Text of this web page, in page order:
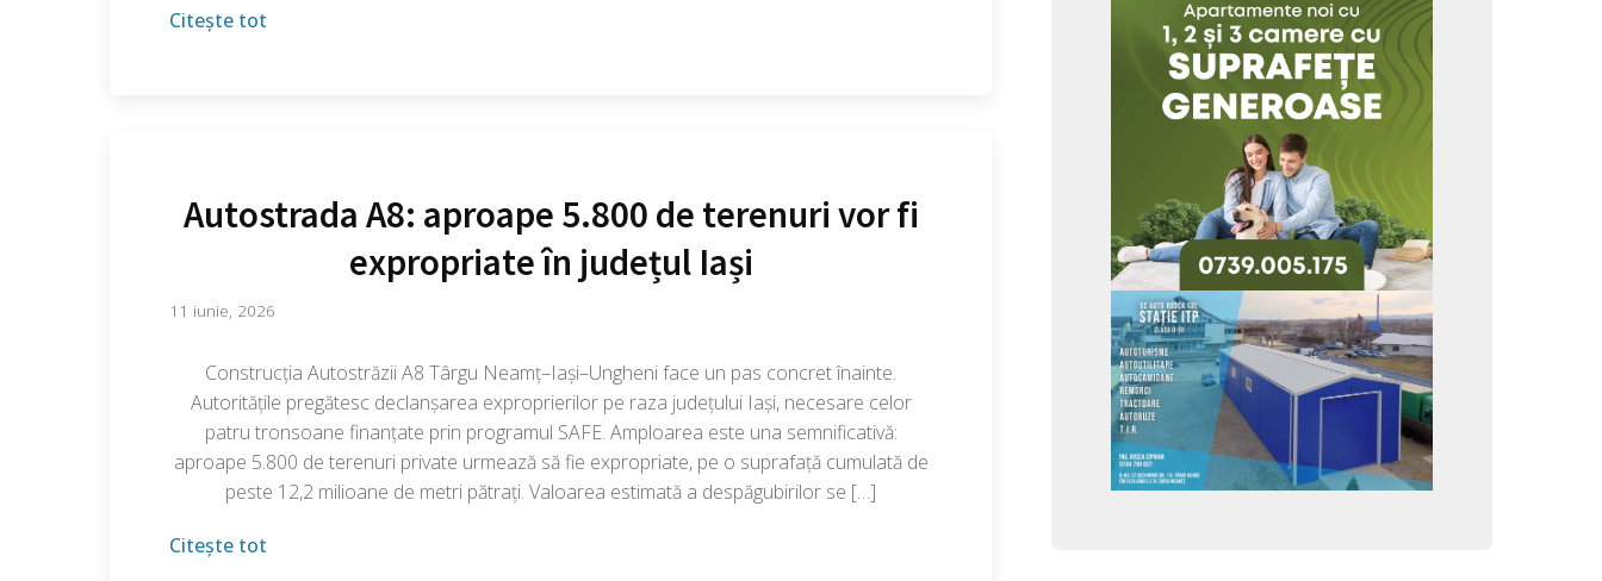
Citește tot
Autostrada A8: aproape 5.800 de terenuri vor fi
expropriate în județul Iași
11 iunie, 2026
Construcția Autostrăzii A8 Târgu Neamț–Iași–Ungheni face un pas concret înainte.
Autoritățile pregătesc declanșarea exproprierilor pe raza județului Iași, necesare celor
patru tronsoane finanțate prin programul SAFE. Amploarea este una semnificativă:
aproape 5.800 de terenuri private urmează să fie expropriate, pe o suprafață cumulată de
peste 12,2 milioane de metri pătrați. Valoarea estimată a despăgubirilor se […]
Citește tot